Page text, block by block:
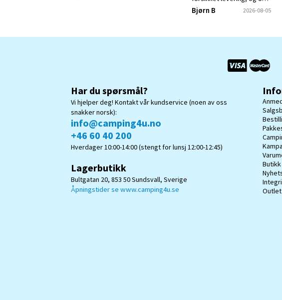
jeg fortsatt ønsket varen.
Kunne ønsket meg en
Bjørn B 2026-08-05
Har du spørsmål?
Vi hjelper deg! Kontakt vår kundservice (noen av oss
snakker norsk):
info@camping4u.no
+46 60 40 200
Hverdager 10:00-14:00 (stengt for lunsj 12:00-12:45)
Lagerbutikk
Bultgatan 20, 853 50 Sundsvall, Sverige
Åpningstider se www.camping4u.se
Butikk
Outlet